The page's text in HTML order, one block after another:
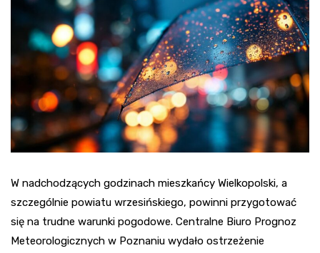
W nadchodzących godzinach mieszkańcy Wielkopolski, a
szczególnie powiatu wrzesińskiego, powinni przygotować
się na trudne warunki pogodowe. Centralne Biuro Prognoz
Meteorologicznych w Poznaniu wydało ostrzeżenie